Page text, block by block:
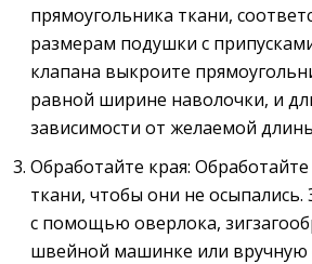
прямоугольника ткани,
размерам подушки с
клапана выкроите
равной ширине наволочки, и
зависимости от желаемой
Обработайте края: Обработайте
ткани, чтобы они не
с помощью оверлока,
швейной машинке или